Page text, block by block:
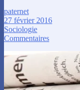
paternet
27 février 2016
Sociologie
Commentaires